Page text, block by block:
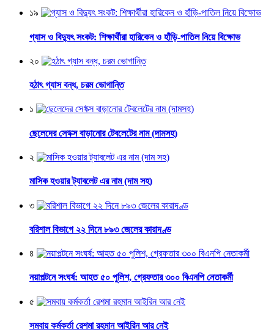
১৯
গ্যাস ও বিদ্যুৎ সংকট: শিক্ষার্থীরা হারিকেন ও হাঁড়ি-পাতিল নিয়ে বিক্ষোভ
২০
হঠাৎ গ্যাস বন্ধ, চরম ভোগান্তি
১
ছেলেদের সে*ক্স বাড়ানোর টেবলেটের নাম (দামসহ)
২
মাসিক হওয়ার ট্যাবলেট এর নাম (দাম সহ)
৩
বরিশাল বিভাগে ২২ দিনে ৮৯৩ জেলের কারাদণ্ড
৪
নয়াপল্টনে সংঘর্ষ: আহত ৫০ পুলিশ, গ্রেফতার ৩০০ বিএনপি নেতাকর্মী
৫
সমবায় কর্মকর্তা রেশমা রহমান আইরিন আর নেই